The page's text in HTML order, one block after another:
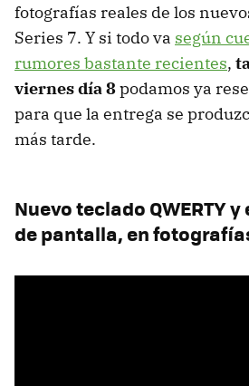
fotografías reales de los
Series 7. Y si todo va según
rumores bastante recientes,
viernes día 8podamos ya
para que la entrega se
más tarde.
Nuevo teclado QWERTY
de pantalla, en